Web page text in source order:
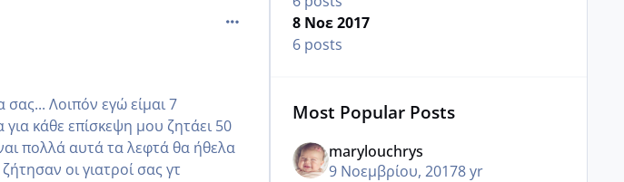
comment_996520
Λοιπόν εγώ είμαι 7
κάθε επίσκεψη μου ζητάει 50
πολλά αυτά τα λεφτά θα ήθελα
οι γιατροί σας γτ
8 Νοε 2017
6 posts
Most Popular Posts
marylouchrys
9 Νοεμβρίου, 20178 yr